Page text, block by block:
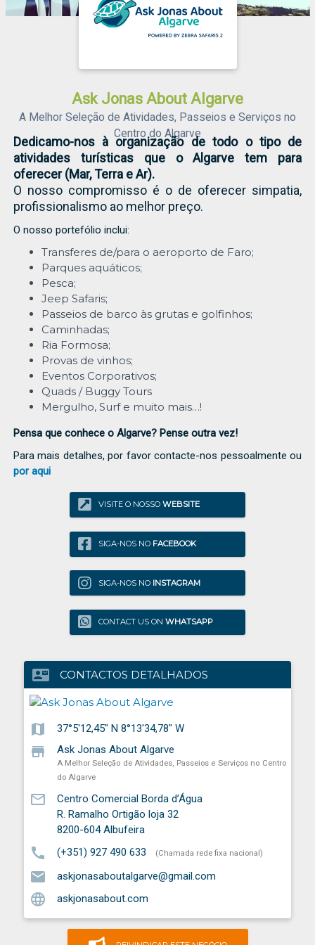
Ask Jonas About Algarve
A Melhor Seleção de Atividades, Passeios e Serviços no
Centro do Algarve
Dedicamo-nos à organização de todo o tipo de
atividades turísticas que o Algarve tem para
oferecer (Mar, Terra e Ar).
O nosso compromisso é o de oferecer simpatia,
profissionalismo ao melhor preço.
O nosso portefólio inclui:
Transferes de/para o aeroporto de Faro;
Parques aquáticos;
Pesca;
Jeep Safaris;
Passeios de barco às grutas e golfinhos;
Caminhadas;
Ria Formosa;
Provas de vinhos;
Eventos Corporativos;
Quads / Buggy Tours
Mergulho, Surf e muito mais…!
Pensa que conhece o Algarve? Pense outra vez!
Para mais detalhes, por favor contacte-nos pessoalmente ou
por aqui
VISITE O NOSSO WEBSITE
SIGA-NOS NO FACEBOOK
SIGA-NOS NO INSTAGRAM
CONTACT US ON WHATSAPP
contact_mail CONTACTOS DETALHADOS
map 37°5'12,45" N 8°13'34,78" W
store Ask Jonas About Algarve
A Melhor Seleção de Atividades, Passeios e Serviços no Centro
do Algarve
mail_outline
Centro Comercial Borda d’Água
R. Ramalho Ortigão loja 32
8200-604 Albufeira
call (+351) 927 490 633 (Chamada rede fixa nacional)
email askjonasaboutalgarve@gmail.com
language askjonasabout.com